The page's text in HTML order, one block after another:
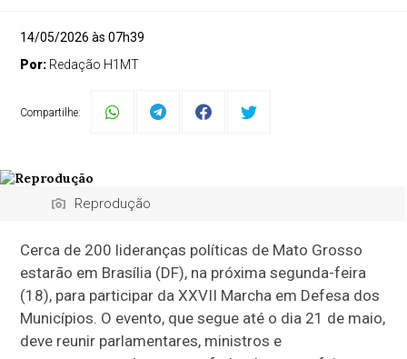
14/05/2026 às 07h39
Por: Redação H1MT
Compartilhe:
Reprodução
Cerca de 200 lideranças políticas de Mato Grosso
estarão em Brasília (DF), na próxima segunda-feira
(18), para participar da XXVII Marcha em Defesa dos
Municípios. O evento, que segue até o dia 21 de maio,
deve reunir parlamentares, ministros e